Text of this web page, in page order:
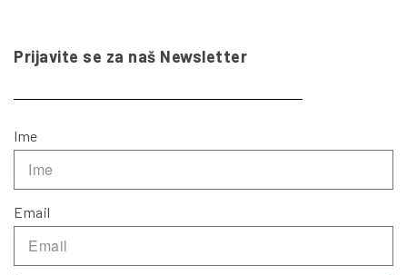
Prijavite se za naš Newsletter
Ime
Email